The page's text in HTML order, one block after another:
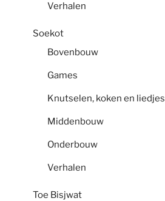
Verhalen
Soekot
Bovenbouw
Games
Knutselen, koken en liedjes
Middenbouw
Onderbouw
Verhalen
Toe Bisjwat